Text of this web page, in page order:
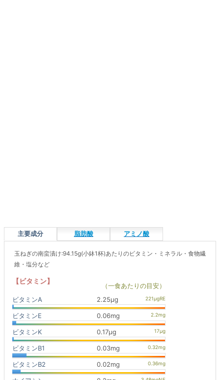
主要成分 脂肪酸 アミノ酸
玉ねぎの南蛮漬け:94.15g(小鉢1杯)あたりのビタミン・ミネラル・食物繊
維・塩分など
【ビタミン】
（一食あたりの目安）
ビタミンA
2.25μg
ビタミンE 0.06mg
ビタミンK 0.17μg
ビタミンB1 0.03mg
ビタミンB2 0.02mg